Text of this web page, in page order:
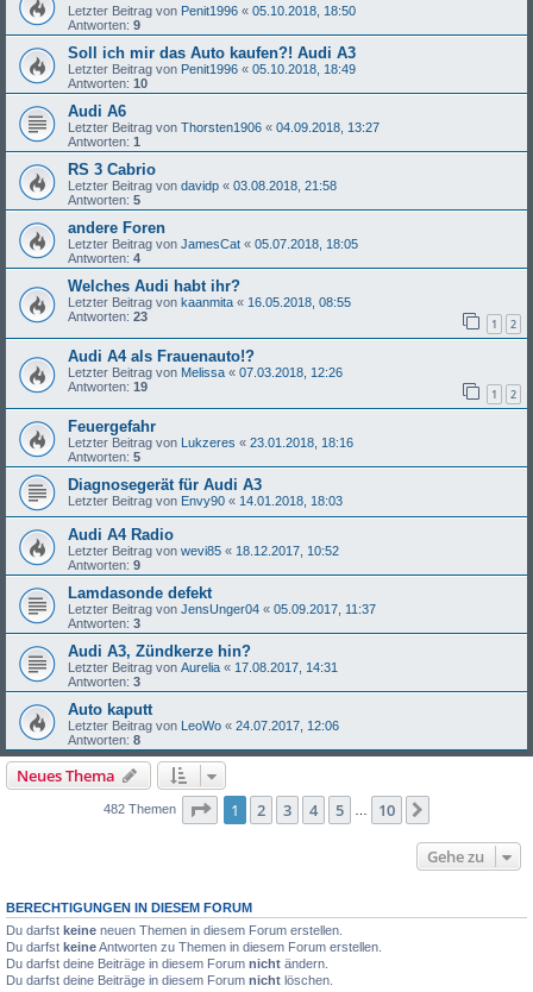
Letzter Beitrag von Penit1996 « 05.10.2018, 18:50
Antworten: 9
Soll ich mir das Auto kaufen?! Audi A3
Letzter Beitrag von Penit1996 « 05.10.2018, 18:49
Antworten: 10
Audi A6
Letzter Beitrag von Thorsten1906 « 04.09.2018, 13:27
Antworten: 1
RS 3 Cabrio
Letzter Beitrag von davidp « 03.08.2018, 21:58
Antworten: 5
andere Foren
Letzter Beitrag von JamesCat « 05.07.2018, 18:05
Antworten: 4
Welches Audi habt ihr?
Letzter Beitrag von kaanmita « 16.05.2018, 08:55
Antworten: 23 1 2
Audi A4 als Frauenauto!?
Letzter Beitrag von Melissa « 07.03.2018, 12:26
Antworten: 19 1 2
Feuergefahr
Letzter Beitrag von Lukzeres « 23.01.2018, 18:16
Antworten: 5
Diagnosegerät für Audi A3
Letzter Beitrag von Envy90 « 14.01.2018, 18:03
Audi A4 Radio
Letzter Beitrag von wevi85 « 18.12.2017, 10:52
Antworten: 9
Lamdasonde defekt
Letzter Beitrag von JensUnger04 « 05.09.2017, 11:37
Antworten: 3
Audi A3, Zündkerze hin?
Letzter Beitrag von Aurelia « 17.08.2017, 14:31
Antworten: 3
Auto kaputt
Letzter Beitrag von LeoWo « 24.07.2017, 12:06
Antworten: 8
Neues Thema
482 Themen Seite 1von 10
1 2 3 4 5 10
Gehe zu
BERECHTIGUNGEN IN DIESEM FORUM
Du darfst keine neuen Themen in diesem Forum erstellen.
Du darfst keineAntworten zu Themen in diesem Forum erstellen.
Du darfst deine Beiträge in diesem Forum nicht ändern.
Du darfst deine Beiträge in diesem Forum nicht löschen.